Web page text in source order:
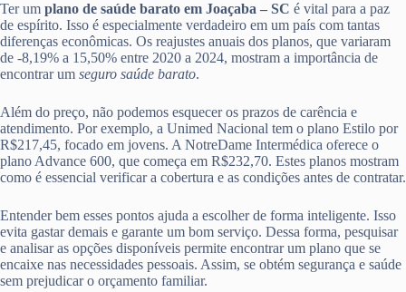
Ter um plano de saúde barato em Joaçaba – SC é vital para a paz
de espírito. Isso é especialmente verdadeiro em um país com tantas
diferenças econômicas. Os reajustes anuais dos planos, que variaram
de -8,19% a 15,50% entre 2020 a 2024, mostram a importância de
encontrar um seguro saúde barato.
Além do preço, não podemos esquecer os prazos de carência e
atendimento. Por exemplo, a Unimed Nacional tem o plano Estilo por
R$217,45, focado em jovens. A NotreDame Intermédica oferece o
plano Advance 600, que começa em R$232,70. Estes planos mostram
como é essencial verificar a cobertura e as condições antes de contratar.
Entender bem esses pontos ajuda a escolher de forma inteligente. Isso
evita gastar demais e garante um bom serviço. Dessa forma, pesquisar
e analisar as opções disponíveis permite encontrar um plano que se
encaixe nas necessidades pessoais. Assim, se obtém segurança e saúde
sem prejudicar o orçamento familiar.